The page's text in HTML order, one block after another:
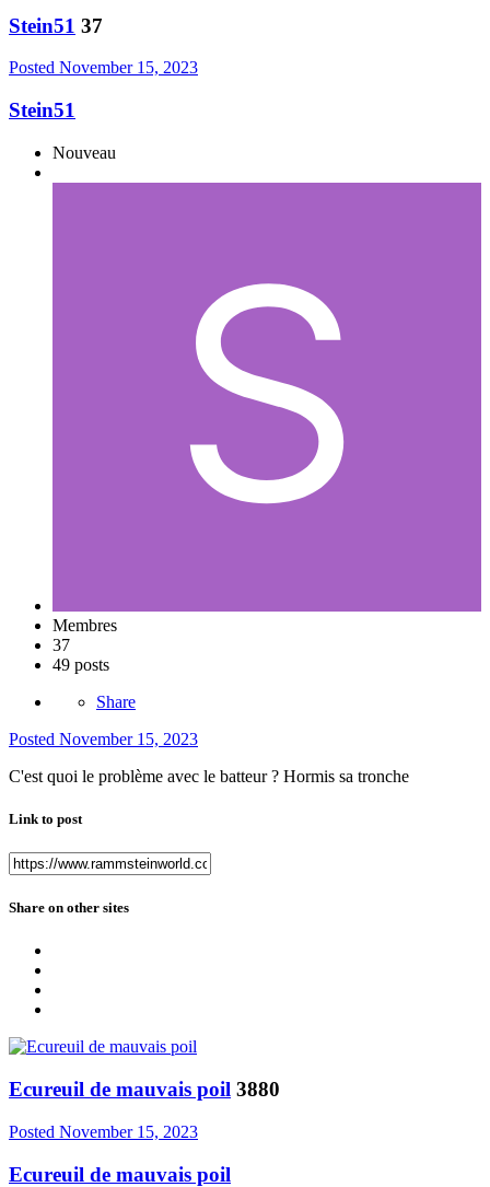
Stein51 37
Posted November 15, 2023
Stein51
Nouveau
Membres
37
49 posts
Share
Posted November 15, 2023
C'est quoi le problème avec le batteur ? Hormis sa tronche
Link to post
Share on other sites
Ecureuil de mauvais poil 3880
Posted November 15, 2023
Ecureuil de mauvais poil